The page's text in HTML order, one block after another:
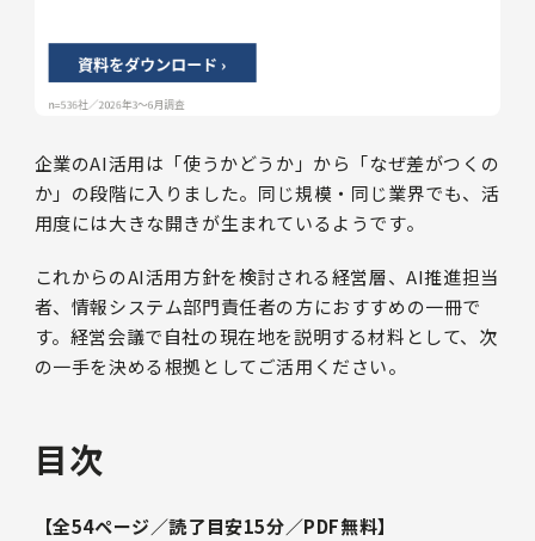
企業のAI活用は「使うかどうか」から「なぜ差がつくの
か」の段階に入りました。同じ規模・同じ業界でも、活
用度には大きな開きが生まれているようです。
これからのAI活用方針を検討される経営層、AI推進担当
者、情報システム部門責任者の方におすすめの一冊で
す。経営会議で自社の現在地を説明する材料として、次
の一手を決める根拠としてご活用ください。
目次
【全54ページ／読了目安15分／PDF無料】